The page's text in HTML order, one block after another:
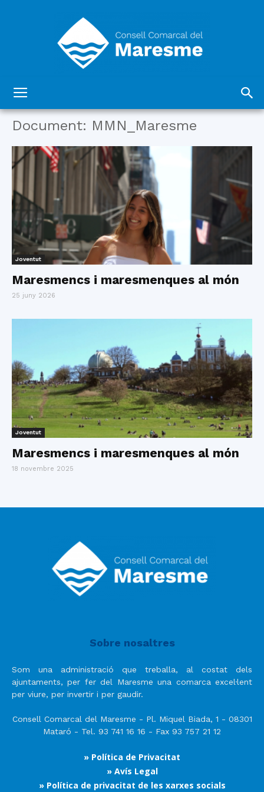
Comarcal
del
Maresme
Document: MMN_Maresme
Joventut
Maresmencs i maresmenques al món
25 juny 2026
Joventut
Maresmencs i maresmenques al món
18 novembre 2025
Sobre nosaltres
Som una administració que treballa, al costat dels
ajuntaments, per fer del Maresme una comarca excel·lent
per viure, per invertir i per gaudir.
Consell Comarcal del Maresme - Pl. Miquel Biada, 1 - 08301
Mataró - Tel. 93 741 16 16 - Fax 93 757 21 12
» Política de Privacitat
» Avís Legal
» Política de privacitat de les xarxes socials